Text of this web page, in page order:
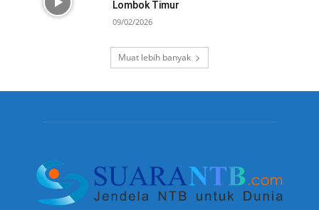
Lombok Timur
09/02/2026
Muat lebih banyak